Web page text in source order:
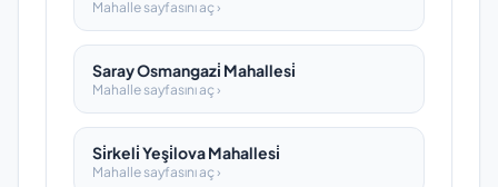
Mahalle sayfasını aç ›
Saray Osmangazi̇ Mahallesi̇
Mahalle sayfasını aç ›
Si̇rkeli̇ Yeşi̇lova Mahallesi̇
Mahalle sayfasını aç ›